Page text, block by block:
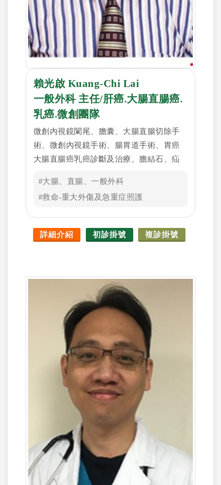
賴光啟 Kuang-Chi Lai
一般外科 主任/肝癌.大腸直腸癌.
乳癌.微創團隊
微創內視鏡闌尾、膽囊、大腸直腸切除手
術、微創內視鏡手術、腸胃道手術、胃癌
大腸直腸癌乳癌診斷及治療、膽結石、疝
#大腸、直腸、一般外科
#救命-重大外傷及急重症照護
詳細介紹 初診掛號 複診掛號